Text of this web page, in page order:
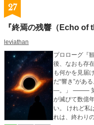
27
『終焉の残響（Echo of
leviathan
プロローグ『観測者
後、なおも存
も何かを見届ける意
だ“響き”があ
―。」 ⸻ 第一章『忘却の地球（パレオ・ブルー）』 人類
が滅びて数億
い。 けれど私
れは、終わり